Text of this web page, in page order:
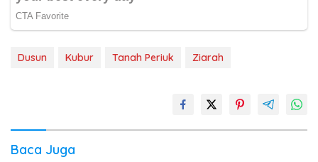
Dusun Kubur Tanah Periuk Ziarah
Baca Juga